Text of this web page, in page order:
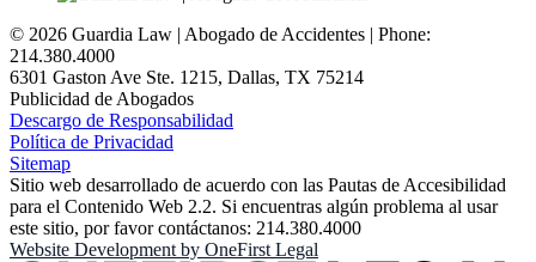
© 2026 Guardia Law | Abogado de Accidentes | Phone:
214.380.4000
6301 Gaston Ave Ste. 1215, Dallas, TX 75214
Publicidad de Abogados
Descargo de Responsabilidad
Política de Privacidad
Sitemap
Sitio web desarrollado de acuerdo con las Pautas de Accesibilidad
para el Contenido Web 2.2. Si encuentras algún problema al usar
este sitio, por favor contáctanos: 214.380.4000
Website Development by OneFirst Legal